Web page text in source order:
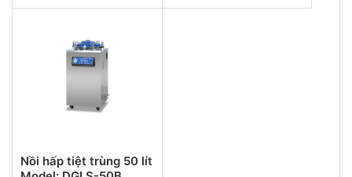
Nồi hấp tiệt trùng 50 lít